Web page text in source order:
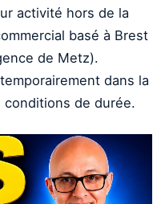
activité hors de la
basé à Brest
de Metz).
dans la
de durée.